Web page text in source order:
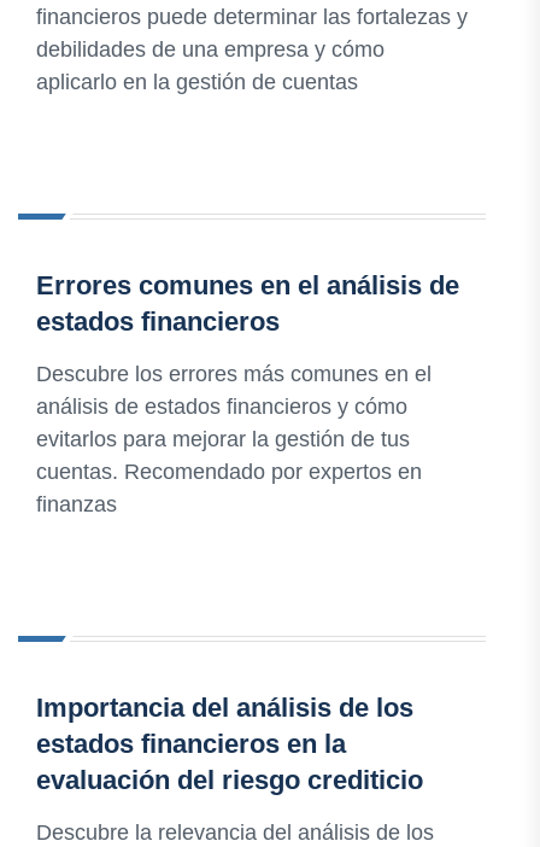
financieros puede determinar las fortalezas y
debilidades de una empresa y cómo
aplicarlo en la gestión de cuentas
Errores comunes en el análisis de
estados financieros
Descubre los errores más comunes en el
análisis de estados financieros y cómo
evitarlos para mejorar la gestión de tus
cuentas. Recomendado por expertos en
finanzas
Importancia del análisis de los
estados financieros en la
evaluación del riesgo crediticio
Descubre la relevancia del análisis de los